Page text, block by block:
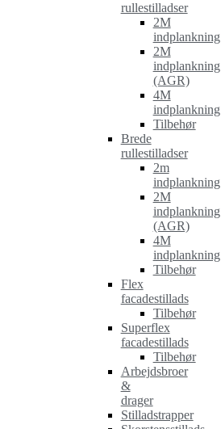
rullestilladser
2M
indplankning
2M
indplankning
(AGR)
4M
indplankning
Tilbehør
Brede
rullestilladser
2m
indplankning
2M
indplankning
(AGR)
4M
indplankning
Tilbehør
Flex
facadestillads
Tilbehør
Superflex
facadestillads
Tilbehør
Arbejdsbroer
&
drager
Stilladstrapper